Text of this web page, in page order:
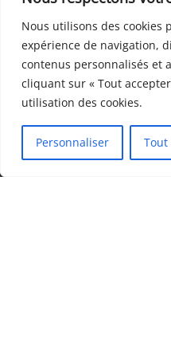
Nous utilisons des cookies
expérience de navigation,
contenus personnalisés et
cliquant sur « Tout
utilisation des cookies.
Personnaliser
Depuis sa fondation en 1975,
considérablement, en passant
aujourd’hui. La combinaison de
savoir-faire unique a permis de
fabrication de pièces moulées
qualité.
ACCÈS CLIENT